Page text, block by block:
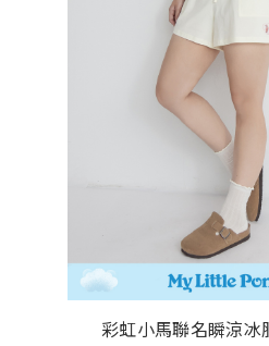
彩虹小馬聯名瞬涼冰